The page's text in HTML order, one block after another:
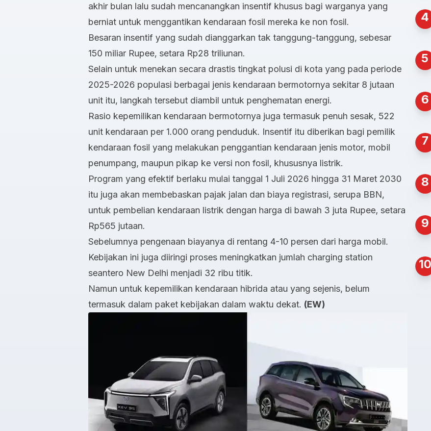
akhir bulan lalu sudah mencanangkan insentif khusus bagi warganya yang
berniat untuk menggantikan kendaraan fosil mereka ke non fosil.
Besaran insentif yang sudah dianggarkan tak tanggung-tanggung, sebesar
150 miliar Rupee, setara Rp28 triliunan.
Selain untuk menekan secara drastis tingkat polusi di kota yang pada periode
2025-2026 populasi berbagai jenis kendaraan bermotornya sekitar 8 jutaan
unit itu, langkah tersebut diambil untuk penghematan energi.
Rasio kepemilikan kendaraan bermotornya juga termasuk penuh sesak, 522
unit kendaraan per 1.000 orang penduduk. Insentif itu diberikan bagi pemilik
kendaraan fosil yang melakukan penggantian kendaraan jenis motor, mobil
penumpang, maupun pikap ke versi non fosil, khususnya listrik.
Program yang efektif berlaku mulai tanggal 1 Juli 2026 hingga 31 Maret 2030
itu juga akan membebaskan pajak jalan dan biaya registrasi, serupa BBN,
untuk pembelian kendaraan listrik dengan harga di bawah 3 juta Rupee, setara
Rp565 jutaan.
Sebelumnya pengenaan biayanya di rentang 4-10 persen dari harga mobil.
Kebijakan ini juga diiringi proses meningkatkan jumlah charging station
seantero New Delhi menjadi 32 ribu titik.
Namun untuk kepemilikan kendaraan hibrida atau yang sejenis, belum
termasuk dalam paket kebijakan dalam waktu dekat. (EW)
4
5
6
7
8
9
10